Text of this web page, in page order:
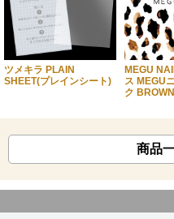
ツメキラ PLAIN
SHEET(プレインシート)
MEGU
ス MEGU
ク
商品